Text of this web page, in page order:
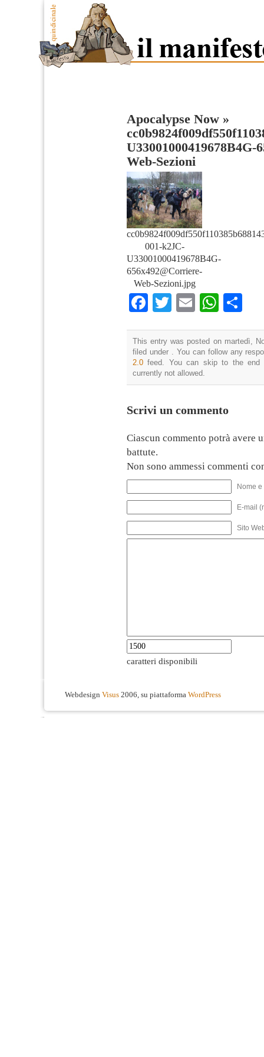
Apocalypse Now »
Web-Sezioni
001-k2JC-
U33001000419678B4G-
656x492@Corriere-
Web-Sezioni.jpg
Facebook
TwitterEmail
This entry was posted on martedì,
filed under . You can follow any
2.0 feed. You can skip to the end
currently not allowed.
Scrivi un commento
Ciascun commento potrà avere
battute.
Non sono ammessi commenti
Nome
E-mail
Sito
caratteri disponibili
Webdesign Visus 2006, su piattaforma WordPress